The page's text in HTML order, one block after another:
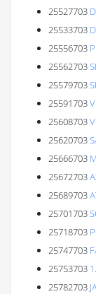
25527703
25533703
25556703
25562703
25579703
25591703
25608703
25620703
25666703
25672703
25689703
25701703
25718703
25747703
25753703
25782703